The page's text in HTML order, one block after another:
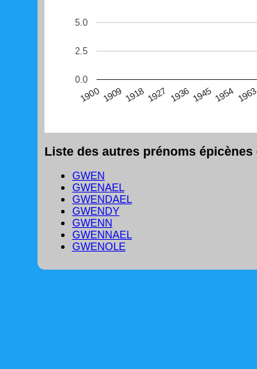
1900 1909 1918 1927 1936 1945 1954 1963
0.0
2.5
5.0
Liste des autres prénoms
GWEN
GWENAEL
GWENDAEL
GWENDY
GWENN
GWENNAEL
GWENOLE